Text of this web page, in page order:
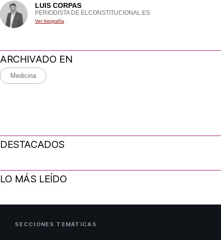
LUIS CORPAS
PERIODISTA DE ELCONSTITUCIONAL.ES
Ver biografía
ARCHIVADO EN
Medicina
DESTACADOS
LO MÁS LEÍDO
SECCIONES TEMÁTICAS